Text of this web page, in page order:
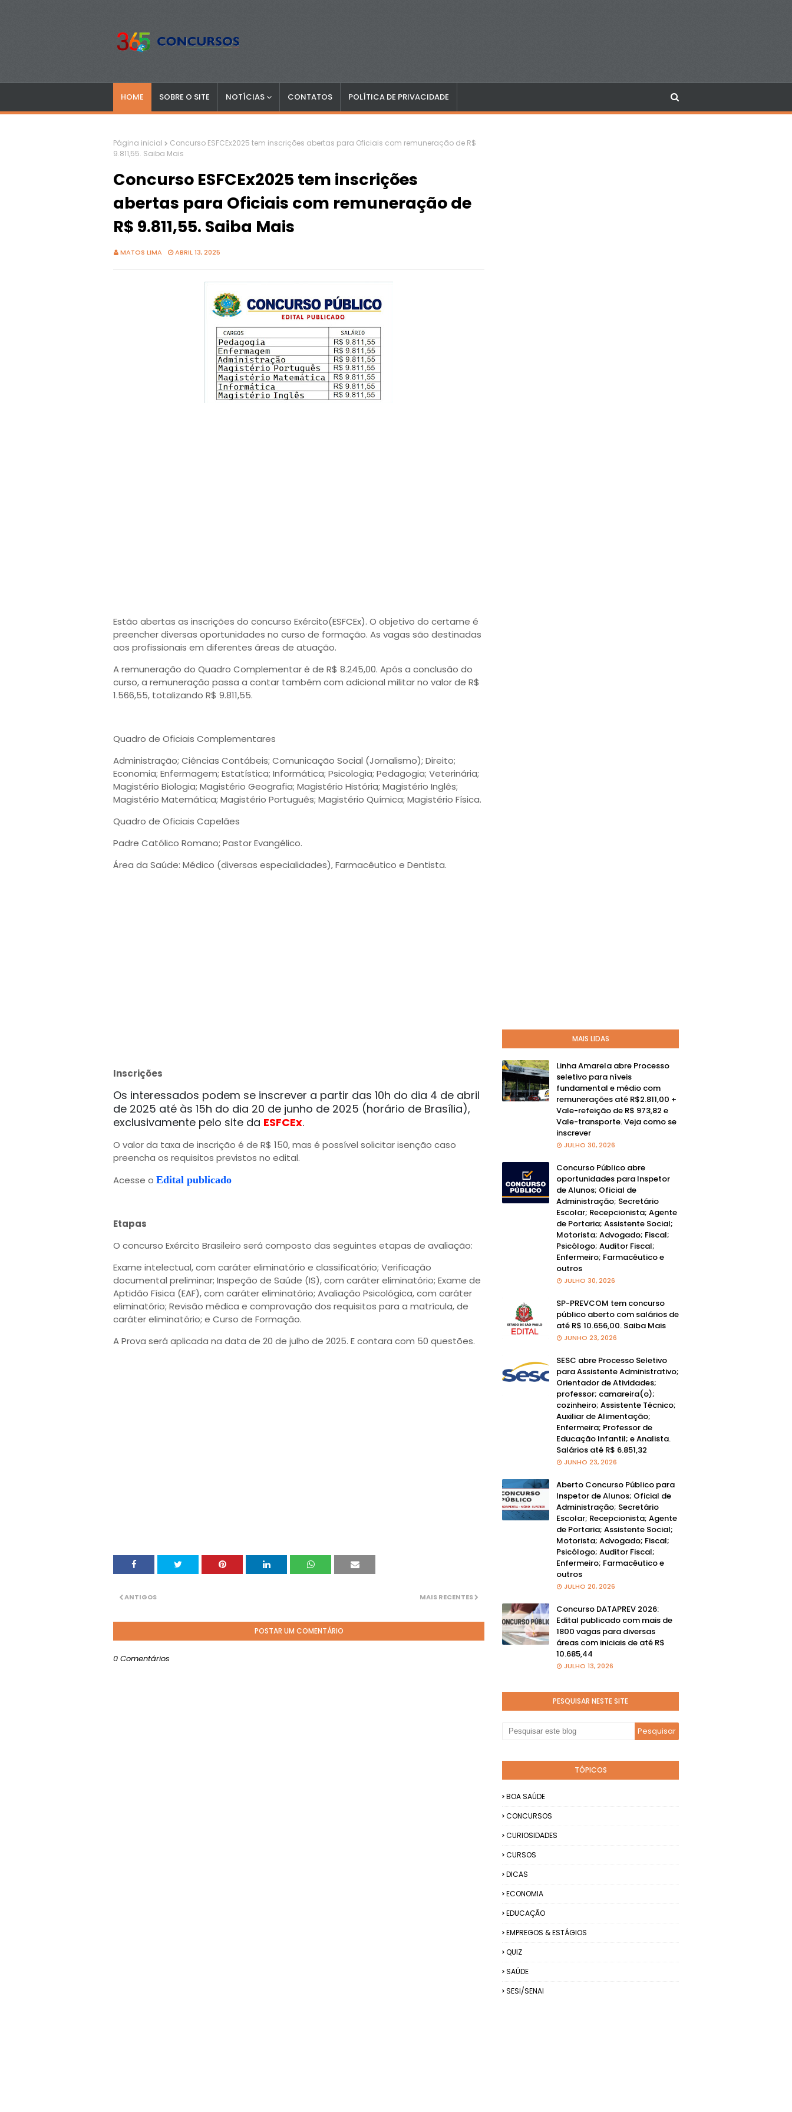
HOME SOBRE O SITE NOTÍCIAS CONTATOS POLÍTICA DE PRIVACIDADE
Página inicial
Concurso ESFCEx2025 tem inscrições abertas para Oficiais com remuneração de R$
9.811,55. Saiba Mais
Concurso ESFCEx2025 tem inscrições
abertas para Oficiais com remuneração de
R$ 9.811,55. Saiba Mais
MATOS LIMA ABRIL 13, 2025
Estão abertas as inscrições do concurso Exército(ESFCEx). O objetivo do certame é
preencher diversas oportunidades no curso de formação. As vagas são destinadas
aos profissionais em diferentes áreas de atuação.
A remuneração do Quadro Complementar é de R$ 8.245,00. Após a conclusão do
curso, a remuneração passa a contar também com adicional militar no valor de R$
1.566,55, totalizando R$ 9.811,55.
Quadro de Oficiais Complementares
Administração; Ciências Contábeis; Comunicação Social (Jornalismo); Direito;
Economia; Enfermagem; Estatística; Informática; Psicologia; Pedagogia; Veterinária;
Magistério Biologia; Magistério Geografia; Magistério História; Magistério Inglês;
Magistério Matemática; Magistério Português; Magistério Química; Magistério Física.
Quadro de Oficiais Capelães
Padre Católico Romano; Pastor Evangélico.
Área da Saúde: Médico (diversas especialidades), Farmacêutico e Dentista.
Inscrições
Os interessados podem se inscrever a partir das 10h do dia 4 de abril
de 2025 até às 15h do dia 20 de junho de 2025 (horário de Brasília),
exclusivamente pelo site da ESFCEx.
O valor da taxa de inscrição é de R$ 150, mas é possível solicitar isenção caso
preencha os requisitos previstos no edital.
Acesse o Edital publicado
Etapas
O concurso Exército Brasileiro será composto das seguintes etapas de avaliação:
Exame intelectual, com caráter eliminatório e classificatório; Verificação
documental preliminar; Inspeção de Saúde (IS), com caráter eliminatório; Exame de
Aptidão Física (EAF), com caráter eliminatório; Avaliação Psicológica, com caráter
eliminatório; Revisão médica e comprovação dos requisitos para a matrícula, de
caráter eliminatório; e Curso de Formação.
A Prova será aplicada na data de 20 de julho de 2025. E contara com 50 questões.
MAIS RECENTES
ANTIGOS
POSTAR UM COMENTÁRIO
0 Comentários
MAIS LIDAS
Linha Amarela abre Processo
seletivo para níveis
fundamental e médio com
remunerações até R$2.811,00 +
Vale-refeição de R$ 973,82 e
Vale-transporte. Veja como se
inscrever
JULHO 30, 2026
Concurso Público abre
oportunidades para Inspetor
de Alunos; Oficial de
Administração; Secretário
Escolar; Recepcionista; Agente
de Portaria; Assistente Social;
Motorista; Advogado; Fiscal;
Psicólogo; Auditor Fiscal;
Enfermeiro; Farmacêutico e
outros
JULHO 30, 2026
SP-PREVCOM tem concurso
público aberto com salários de
até R$ 10.656,00. Saiba Mais
JUNHO 23, 2026
SESC abre Processo Seletivo
para Assistente Administrativo;
Orientador de Atividades;
professor; camareira(o);
cozinheiro; Assistente Técnico;
Auxiliar de Alimentação;
Enfermeira; Professor de
Educação Infantil; e Analista.
Salários até R$ 6.851,32
JUNHO 23, 2026
Aberto Concurso Público para
Inspetor de Alunos; Oficial de
Administração; Secretário
Escolar; Recepcionista; Agente
de Portaria; Assistente Social;
Motorista; Advogado; Fiscal;
Psicólogo; Auditor Fiscal;
Enfermeiro; Farmacêutico e
outros
JULHO 20, 2026
Concurso DATAPREV 2026:
Edital publicado com mais de
1800 vagas para diversas
áreas com iniciais de até R$
10.685,44
JULHO 13, 2026
PESQUISAR NESTE SITE
TÓPICOS
BOA SAÚDE
CONCURSOS
CURIOSIDADES
CURSOS
DICAS
ECONOMIA
EDUCAÇÃO
EMPREGOS & ESTÁGIOS
QUIZ
SAÚDE
SESI/SENAI